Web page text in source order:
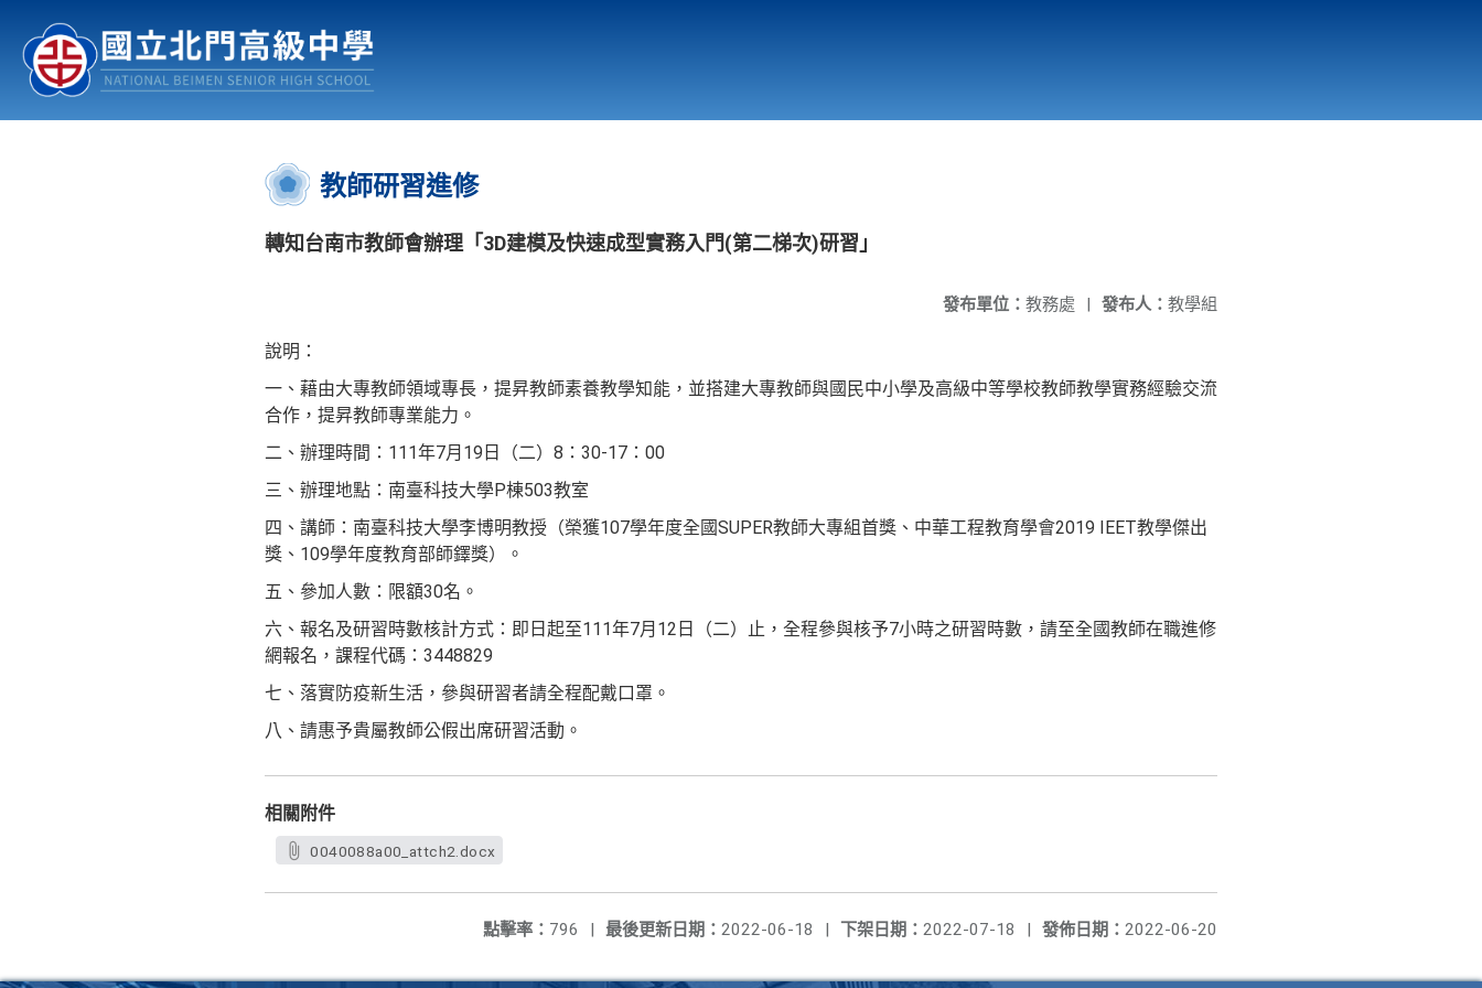
認識北中 行事曆
:::
教師研習進修
轉知台南市教師會辦理「3D建模及快速成型實務入門(第二梯次)研習」
發布人： 教學組
發布單位： 教務處 |
說明：
一、藉由大專教師領域專長，提昇教師素養教學知能，並搭建大專教師與國民中小學及高級中等學校教師教學實務經驗交流
合作，提昇教師專業能力。
二、辦理時間：111年7月19日（二）8：30-17：00
三、辦理地點：南臺科技大學P棟503教室
四、講師：南臺科技大學李博明教授（榮獲107學年度全國SUPER教師大專組首獎、中華工程教育學會2019 IEET教學傑出
獎、109學年度教育部師鐸獎）。
五、參加人數：限額30名。
六、報名及研習時數核計方式：即日起至111年7月12日（二）止，全程參與核予7小時之研習時數，請至全國教師在職進修
網報名，課程代碼：3448829
七、落實防疫新生活，參與研習者請全程配戴口罩。
八、請惠予貴屬教師公假出席研習活動。
相關附件
0040088a00_attch2.docx
發佈日期： 2022-06-20
下架日期： 2022-07-18 |
最後更新日期： 2022-06-18 |
點擊率： 796 |